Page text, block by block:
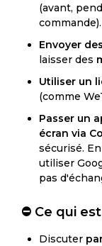
(avant,
commande).
Envoyer
laisser des
Utiliser un
(comme
Passer un
écran via
sécurisé.
utiliser
pas
⛔️ Ce qui
Discuter